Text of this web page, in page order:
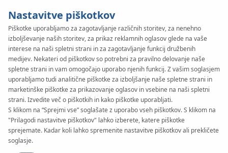
SYSTEMKAN-therm
Slim & Slim+
Nastavitve piškotkov
Piškotke uporabljamo za zagotavljanje različnih storitev, za nenehno
izboljševanje naših storitev, za prikaz reklamnih oglasov glede na vaše
interese na naši spletni strani in za zagotavljanje funkcij družbenih
medijev. Nekateri od piškotkov so potrebni za pravilno delovanje naše
spletne strani in vam omogočajo uporabo njenih funkcij. Z vašim soglasjem
uporabljamo tudi analitične piškotke za izboljšanje naše spletne strani in
marketinške piškotke za prikazovanje oglasov in vsebine na naši spletni
strani. Izvedite več o piškotkih in kako piškotke uporabljati.
S klikom na “Sprejmi vse” soglašate z uporabo vseh piškotkov. S klikom na
"Prilagodi nastavitve piškotkov" lahko izberete, katere piškotke
sprejemate. Kadar koli lahko spremenite nastavitve piškotkov ali prekličete
soglasje.